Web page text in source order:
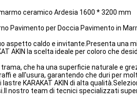
ceramico Ardesia 1600 * 3200 mm
Pavimento per Doccia Pavimento in
aspetto caldo e invitante.Presenta
AKIN la scelta ideale per coloro che
trama, che ha una superficie naturale e
e all'usura, garantendo che duri per
KARAKAT AKIN di alta
nostro team di tecnici specializzati